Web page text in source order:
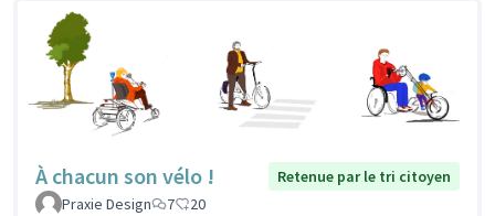
À chacun son vélo !
Retenue par le tri citoyen
Praxie Design
7 20